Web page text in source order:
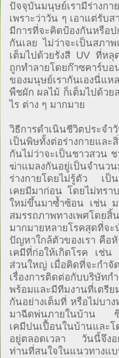
ปัจจุบันมนุษย์เรามีร่างก
เพราะว่าวัน ๆ เอาแต่รับ
มีการที่จะคิดป้องกันหรือป
กันเลย ไม่ว่าจะเป็นสภ
เต็มไปด้วยรังสี UV ที่หลุ
ถูกทำลายโดยก๊าซคาร์บ
ของมนุษย์เรากันเองนี่แห
พืชผัก ผลไม้ ก็เต็มไปด้ว
ไร ต่าง ๆ มากมาย
วิธีการดำเนินชีวิตประจำ
เป็นพิษทั้งต่อร่างกายแล
กันไม่ว่าจะเป็นชาวสวน
ฆ่าแมลงกันอยู่เป็นจำน
ร่างกายโดยไม่รู้ตัว เป็น
เคยมีมาก่อน โดยไม่ทรา
ใหม่ขึ้นมาซ้ำซ้อน เช่น ม
สมรรถภาพทางเพศโดย
มากมายหลายโรคสุดที่
ปัญหาใกล้ตัวของเรา คือ
เคมีที่ก่อให้เกิดโรค เช่น
ส่วนใหญ่ เมื่อคิดที่จะกำ
เรื่องการติดต่อกับบริษั
พร้อมและมีทีมงานที่เตรี
กันอย่างเต็มที่ หรือไม่บา
มาฉีดพ่นภายในบ้าน ซึ่ง
เคมีปนเปื้อนในบ้านและ
อยู่ตลอดเวลา วันนี้จึงอ
ท่านที่สนใจในแนวทางแ